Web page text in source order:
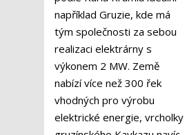
například Gruzie, kde má
tým společnosti za sebou
realizaci elektrárny s
výkonem 2 MW. Země
nabízí více než 300 řek
vhodných pro výrobu
elektrické energie, vrcholky